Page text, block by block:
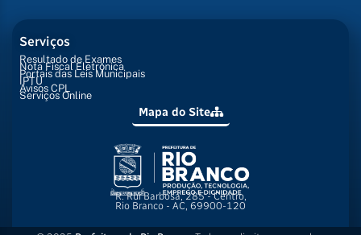
Serviços
Resultado de Exames
Nota Fiscal Eletrônica
Portais das Leis Municipais
IPTU
Avisos CPL
Serviços Online
Mapa do Site
R. Rui Barbosa, 285 - Centro,
Rio Branco - AC, 69900-120